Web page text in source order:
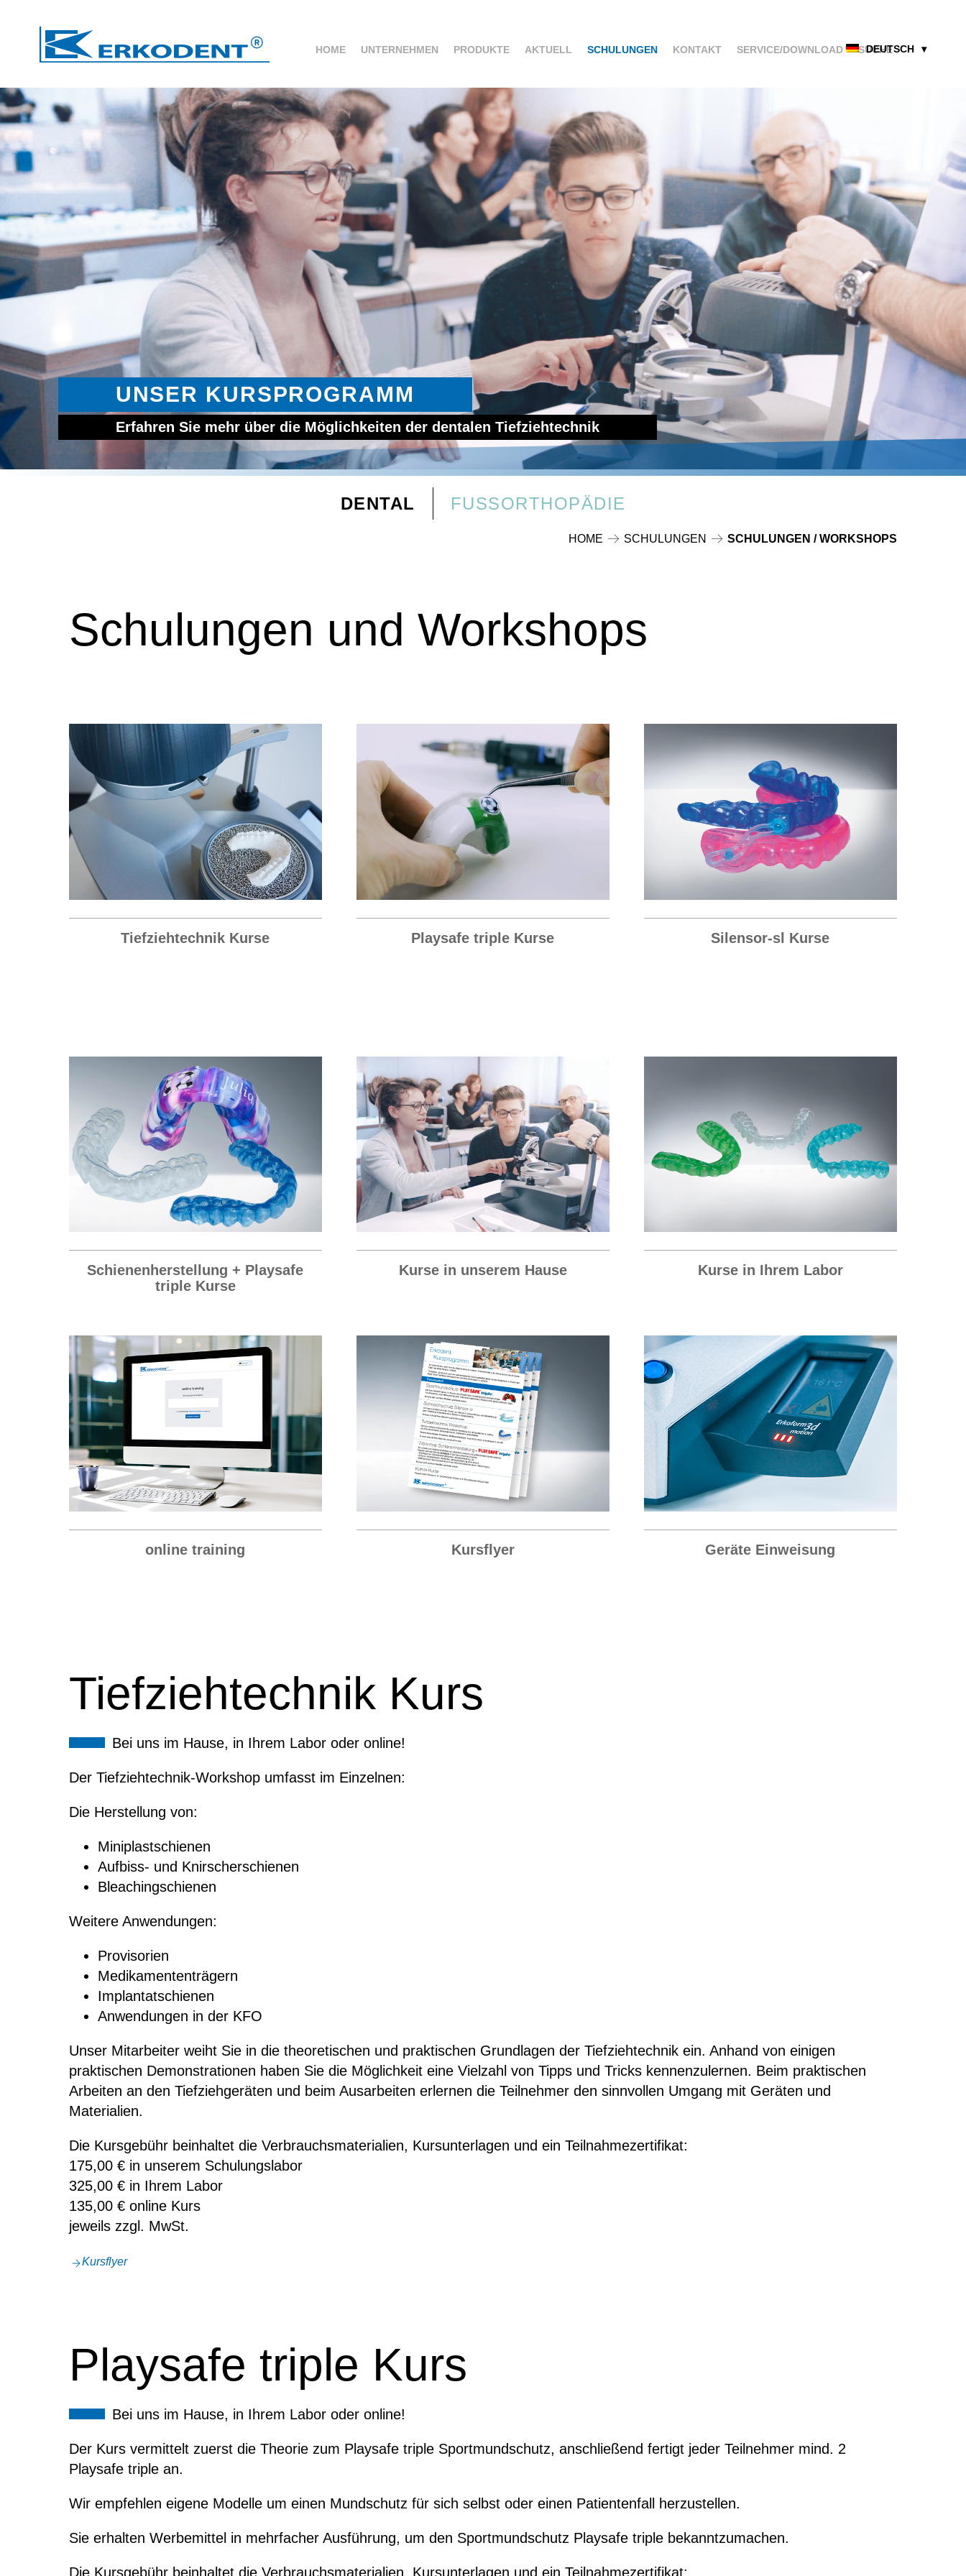
HOME UNTERNEHMEN PRODUKTE AKTUELL SCHULUNGEN KONTAKT SERVICE/DOWNLOAD SUCHE
DEUTSCH
UNSER KURSPROGRAMM
Erfahren Sie mehr über die Möglichkeiten der dentalen Tiefziehtechnik
DENTAL FUSSORTHOPÄDIE
HOME SCHULUNGEN SCHULUNGEN / WORKSHOPS
Schulungen und Workshops
Tiefziehtechnik Kurse Playsafe triple Kurse Silensor-sl Kurse
Schienenherstellung + Playsafe
triple Kurse
Kurse in unserem Hause Kurse in Ihrem Labor
online training Kursflyer Geräte Einweisung
Tiefziehtechnik Kurs
Bei uns im Hause, in Ihrem Labor oder online!
Der Tiefziehtechnik-Workshop umfasst im Einzelnen:
Die Herstellung von:
Miniplastschienen
Aufbiss- und Knirscherschienen
Bleachingschienen
Weitere Anwendungen:
Provisorien
Medikamententrägern
Implantatschienen
Anwendungen in der KFO
Unser Mitarbeiter weiht Sie in die theoretischen und praktischen Grundlagen der Tiefziehtechnik ein. Anhand von einigen
praktischen Demonstrationen haben Sie die Möglichkeit eine Vielzahl von Tipps und Tricks kennenzulernen. Beim praktischen
Arbeiten an den Tiefziehgeräten und beim Ausarbeiten erlernen die Teilnehmer den sinnvollen Umgang mit Geräten und
Materialien.
Die Kursgebühr beinhaltet die Verbrauchsmaterialien, Kursunterlagen und ein Teilnahmezertifikat:
175,00 € in unserem Schulungslabor
325,00 € in Ihrem Labor
135,00 € online Kurs
jeweils zzgl. MwSt.
Kursflyer
Playsafe triple Kurs
Bei uns im Hause, in Ihrem Labor oder online!
Der Kurs vermittelt zuerst die Theorie zum Playsafe triple Sportmundschutz, anschließend fertigt jeder Teilnehmer mind. 2
Playsafe triple an.
Wir empfehlen eigene Modelle um einen Mundschutz für sich selbst oder einen Patientenfall herzustellen.
Sie erhalten Werbemittel in mehrfacher Ausführung, um den Sportmundschutz Playsafe triple bekanntzumachen.
Die Kursgebühr beinhaltet die Verbrauchsmaterialien, Kursunterlagen und ein Teilnahmezertifikat: